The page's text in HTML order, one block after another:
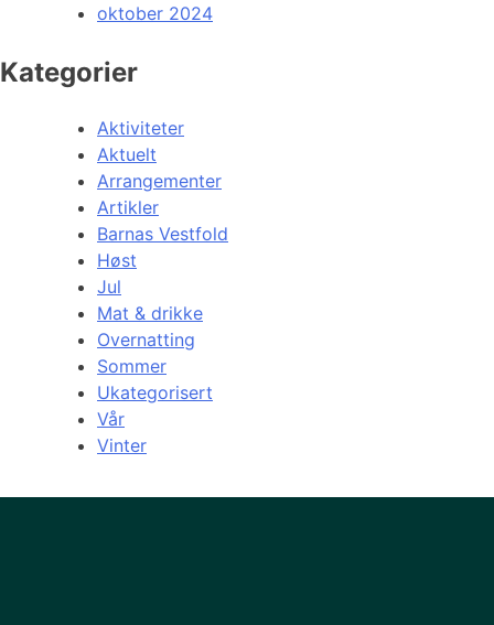
oktober 2024
Kategorier
Aktiviteter
Aktuelt
Arrangementer
Artikler
Barnas Vestfold
Høst
Jul
Mat & drikke
Overnatting
Sommer
Ukategorisert
Vår
Vinter